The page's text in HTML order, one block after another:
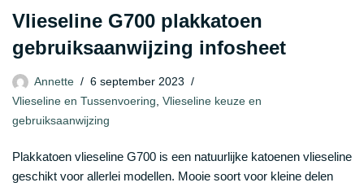
Vlieseline G700 plakkatoen
gebruiksaanwijzing infosheet
Annette
6 september 2023
Vlieseline en Tussenvoering Vlieseline keuze en
gebruiksaanwijzing
Plakkatoen vlieseline G700 is een natuurlijke katoenen vlieseline
geschikt voor allerlei modellen. Mooie soort voor kleine delen